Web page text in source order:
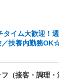
チン（フード）
時給1180円
時給1120円 ※労働
％） ■土日・祝手当 土日・祝は時給＋
静岡県静岡市清水
タイム大歓迎！
／扶養内勤務
（接客・調理・